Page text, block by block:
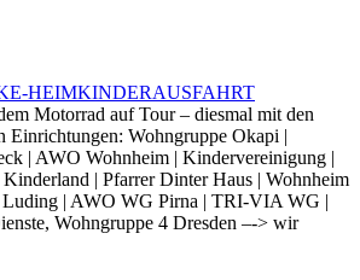
Motorrad auf Tour – diesmal mit den
Einrichtungen: Wohngruppe Okapi |
| AWO Wohnheim | Kindervereinigung |
| Pfarrer Dinter Haus | Wohnheim
Luding | AWO WG Pirna | TRI-VIA WG |
Wohngruppe 4 Dresden –-> wir